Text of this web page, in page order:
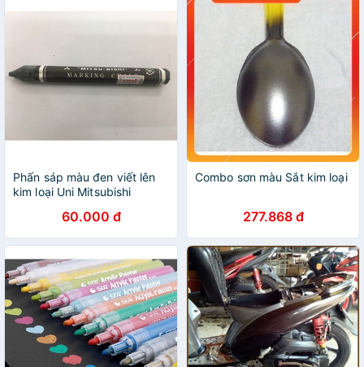
Phấn sáp màu đen viết lên
kim loại Uni Mitsubishi
60.000 đ
Combo sơn màu Sắt kim loại
277.868 đ